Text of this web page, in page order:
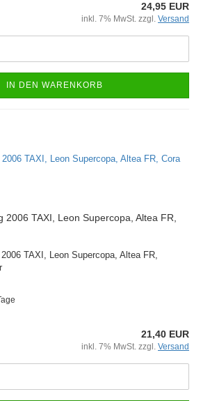
24,95 EUR
inkl. 7% MwSt. zzgl. Versand
IN DEN WARENKORB
2006 TAXI, Leon Supercopa, Altea FR,
TAXI, Leon Supercopa, Altea FR,
21,40 EUR
inkl. 7% MwSt. zzgl. Versand